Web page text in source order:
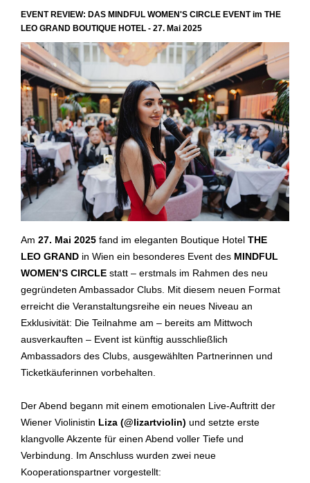
EVENT REVIEW: DAS MINDFUL WOMEN'S CIRCLE EVENT im THE
LEO GRAND BOUTIQUE HOTEL - 27. Mai 2025
Am 27. Mai 2025 fand im eleganten Boutique Hotel THE
LEO GRAND in Wien ein besonderes Event des MINDFUL
WOMEN’S CIRCLE statt – erstmals im Rahmen des neu
gegründeten Ambassador Clubs. Mit diesem neuen Format
erreicht die Veranstaltungsreihe ein neues Niveau an
Exklusivität: Die Teilnahme am – bereits am Mittwoch
ausverkauften – Event ist künftig ausschließlich
Ambassadors des Clubs, ausgewählten Partnerinnen und
Ticketkäuferinnen vorbehalten.
Der Abend begann mit einem emotionalen Live-Auftritt der
Wiener Violinistin Liza (@lizartviolin) und setzte erste
klangvolle Akzente für einen Abend voller Tiefe und
Verbindung. Im Anschluss wurden zwei neue
Kooperationspartner vorgestellt: